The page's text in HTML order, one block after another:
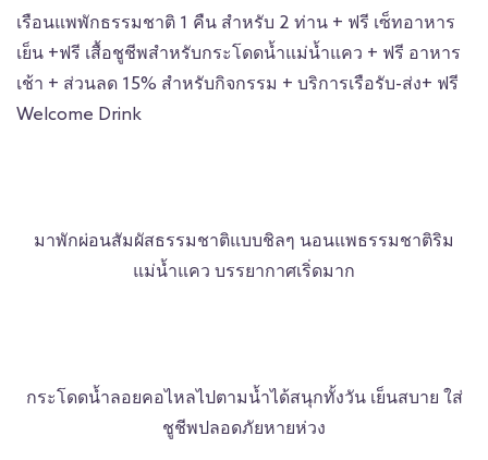
เรือนแพพักธรรมชาติ 1 คืน สำหรับ 2 ท่าน + ฟรี เซ็ทอาหาร
เย็น +ฟรี เสื้อชูชีพสำหรับกระโดดน้ำแม่น้ำแคว + ฟรี อาหาร
เช้า + ส่วนลด 15% สำหรับกิจกรรม + บริการเรือรับ-ส่ง+ ฟรี
Welcome Drink
มาพักผ่อนสัมผัสธรรมชาติแบบชิลๆ นอนแพธรรมชาติริม
แม่น้ำแคว บรรยากาศเริ่ดมาก
กระโดดน้ำลอยคอไหลไปตามน้ำได้สนุกทั้งวัน เย็นสบาย ใส่
ชูชีพปลอดภัยหายห่วง